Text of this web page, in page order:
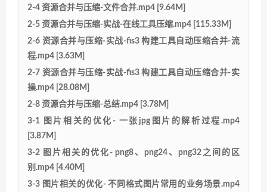
2-4 资源合并与压缩-文件合并.mp4 [9.64M]
2-5 资源合并与压缩-实战-在线工具压缩.mp4 [115.33M]
2-6 资源合并与压缩-实战-fis3 构建工具自动压缩合并-流
程.mp4 [3.63M]
2-7 资源合并与压缩-实战-fis3 构建工具自动压缩合并-实
操.mp4 [28.08M]
2-8 资源合并与压缩-总结.mp4 [3.78M]
3-1 图片相关的优化- 一张jpg图片的解析过程.mp4
[3.87M]
3-2 图片相关的优化- png8、png24、png32之间的区
别.mp4 [4.40M]
3-3 图片相关的优化- 不同格式图片常用的业务场景.mp4